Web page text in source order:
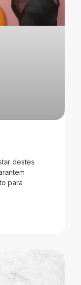
destes
para